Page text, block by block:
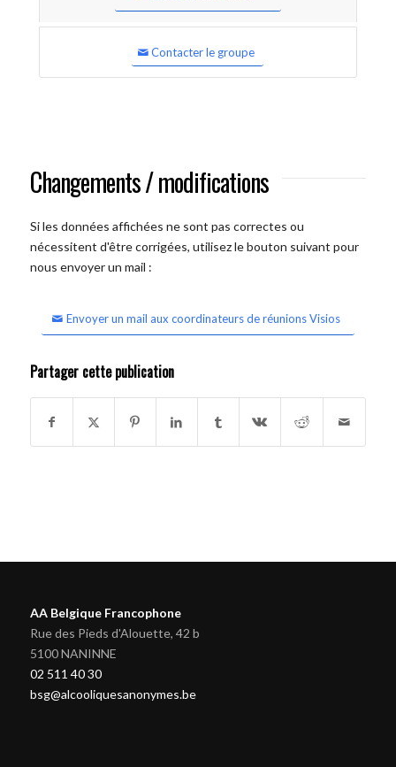
Contacter le groupe
Changements / modifications
Si les données affichées ne sont pas correctes ou
nécessitent d'être corrigées, utilisez le bouton suivant pour
nous envoyer un mail :
Envoyer un mail aux coordinateurs de réunions Visios
Partager cette publication
AA Belgique Francophone
Rue des Pieds d'Alouette, 42 b
5100 NANINNE
02 511 40 30
bsg@alcooliquesanonymes.be